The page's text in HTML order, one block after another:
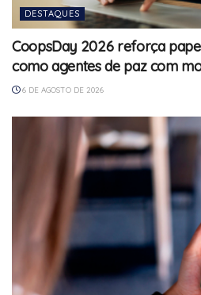
DESTAQUES
CoopsDay 2026 reforça
como agentes de paz com
6 DE AGOSTO DE 2026